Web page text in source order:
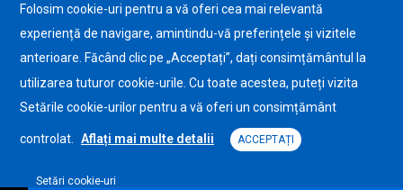
Măsuri de mediu și climă
Protecția datelor cu caracter personale (GDPR)
Politica de utilizare a Cookie-urilor
Primăria Orașului Ghimbav © 2025. Toate drepturile
Folosim cookie-uri pentru a vă oferi cea mai relevantă
experiență de navigare, amintindu-vă preferințele și vizitele
anterioare. Făcând clic pe „Acceptați”, dați consimțământul la
utilizarea tuturor cookie-urile. Cu toate acestea, puteți vizita
Setările cookie-urilor pentru a vă oferi un consimțământ
controlat. Aflați mai multe detalii ACCEPTAȚI
Setări cookie-uri